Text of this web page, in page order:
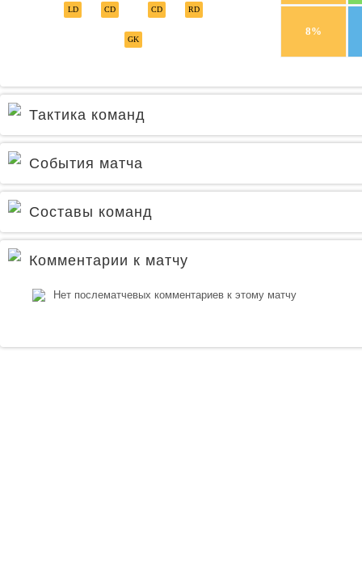
GK
LD CD RD
CD
8%
Тактика команд
События матча
Составы команд
Комментарии к матчу
Нет послематчевых комментариев к этому матчу